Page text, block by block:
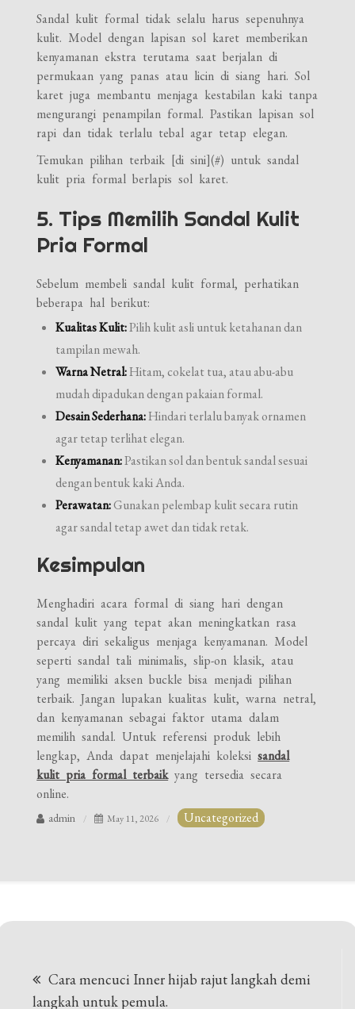
Sandal kulit formal tidak selalu harus sepenuhnya
kulit. Model dengan lapisan sol karet memberikan
kenyamanan ekstra terutama saat berjalan di
permukaan yang panas atau licin di siang hari. Sol
karet juga membantu menjaga kestabilan kaki tanpa
mengurangi penampilan formal. Pastikan lapisan sol
rapi dan tidak terlalu tebal agar tetap elegan.
Temukan pilihan terbaik [di sini](#) untuk sandal
kulit pria formal berlapis sol karet.
5. Tips Memilih Sandal Kulit
Pria Formal
Sebelum membeli sandal kulit formal, perhatikan
beberapa hal berikut:
Kualitas Kulit:Pilih kulit asli untuk ketahanan dan
tampilan mewah.
Warna Netral:Hitam, cokelat tua, atau abu-abu
mudah dipadukan dengan pakaian formal.
Desain Sederhana:Hindari terlalu banyak ornamen
agar tetap terlihat elegan.
Kenyamanan:Pastikan sol dan bentuk sandal sesuai
dengan bentuk kaki Anda.
Perawatan:Gunakan pelembap kulit secara rutin
agar sandal tetap awet dan tidak retak.
Kesimpulan
Menghadiri acara formal di siang hari dengan
sandal kulit yang tepat akan meningkatkan rasa
percaya diri sekaligus menjaga kenyamanan. Model
seperti sandal tali minimalis, slip-on klasik, atau
yang memiliki aksen buckle bisa menjadi pilihan
terbaik. Jangan lupakan kualitas kulit, warna netral,
dan kenyamanan sebagai faktor utama dalam
memilih sandal. Untuk referensi produk lebih
lengkap, Anda dapat menjelajahi koleksisandal
kulit pria formal terbaikyang tersedia secara
online.
admin May 11, 2026 Uncategorized
navigation
Cara mencuci Inner hijab rajut langkah demi
langkah untuk pemula.